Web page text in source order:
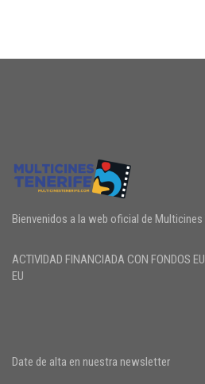
Bienvenidos a la web oficial de Multicines
ACTIVIDAD FINANCIADA CON FONDOS
EU
Date de alta en nuestra newsletter